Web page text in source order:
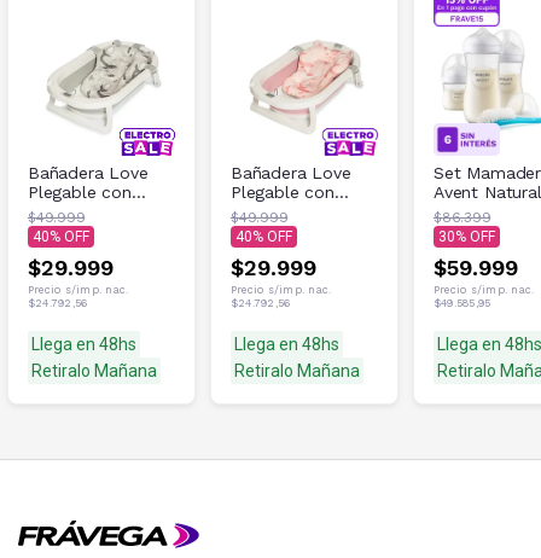
Bañadera Love
Plegable con
Reductor y
Termómetro B324
Gris
$49.999
40
$29.999
Precio s/imp. nac.
$24.792,56
Llega en 48hs
Retiralo Mañana
Bañadera Love
Plegable con
Reductor y
Termómetro B324
Rosa
$49.999
40
$29.999
Precio s/imp. nac.
$24.792,56
Llega en 48hs
Retiralo Mañana
Set
Avent Natural
Reponse
SCD837/12
$86.399
30
$59.999
Precio s/imp. nac.
$49.585,95
Llega en 48hs
Retiralo